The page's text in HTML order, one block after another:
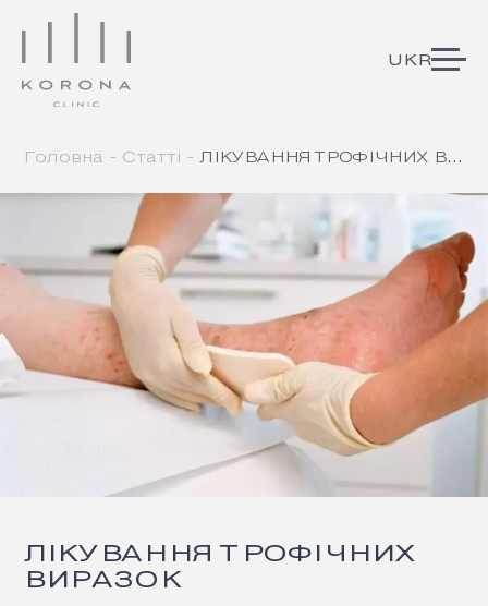
Головна Статті ЛІКУВАННЯ ТРОФІЧНИХ ВИРАЗОК
ЛІКУВАННЯ ТРОФІЧНИХ
ВИРАЗОК